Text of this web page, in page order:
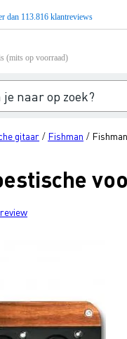
dan 113.816 klantreviews
(mits op voorraad)
gitaar / Fishman /